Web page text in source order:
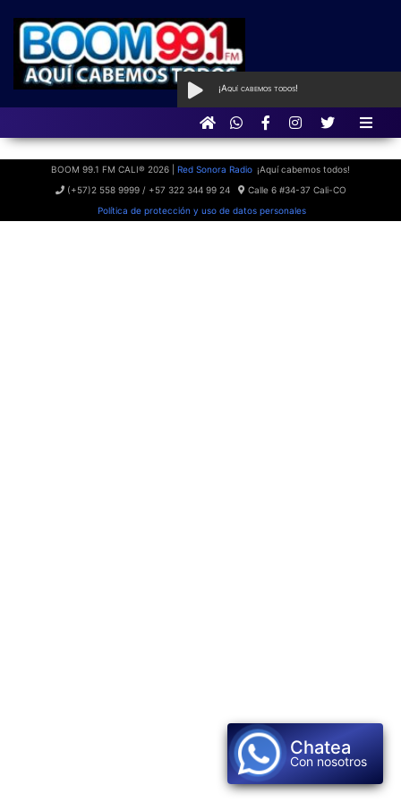
AL AIRE
con Boom Party
¡Aquí cabemos todos!
Chatea
Con nosotros
BOOM 99.1 FM CALI® 2026 | Red Sonora Radio ¡Aquí cabemos todos!
(+57)2 558 9999 / +57 322 344 99 24
Calle 6 #34-37 Cali-CO
Política de protección y uso de datos personales